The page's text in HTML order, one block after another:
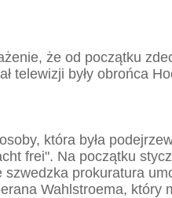
że od początku
telewizji były obrońca
która była
frei". Na początku
szwedzka prokuratura
Wahlstroema, który